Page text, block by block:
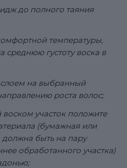
до полного таяния
температуры,
среднюю густоту воска в
на выбранный
роста волос;
участок положите
(бумажная или
должна быть на пару
обработанного участка)